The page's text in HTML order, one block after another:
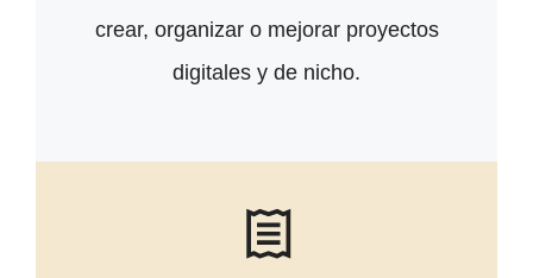
crear, organizar o mejorar proyectos
digitales y de nicho.